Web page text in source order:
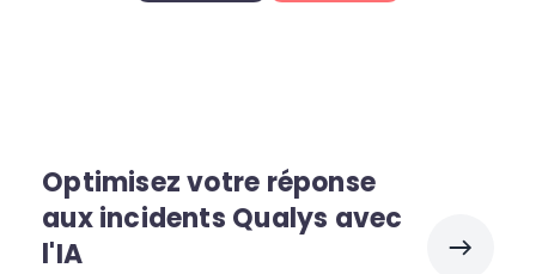
Optimisez votre réponse
aux incidents Qualys avec
l'IA